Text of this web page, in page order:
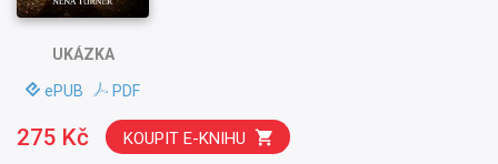
UKÁZKA
ePUB PDF
275 Kč KOUPIT E-KNIHU